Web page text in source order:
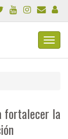
fortalecer la